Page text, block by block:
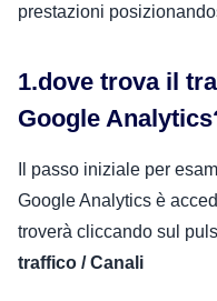
prestazioni
1.dove trova il
Google
Il passo iniziale per
Google Analytics è
troverà cliccando sul
traffico / Canali